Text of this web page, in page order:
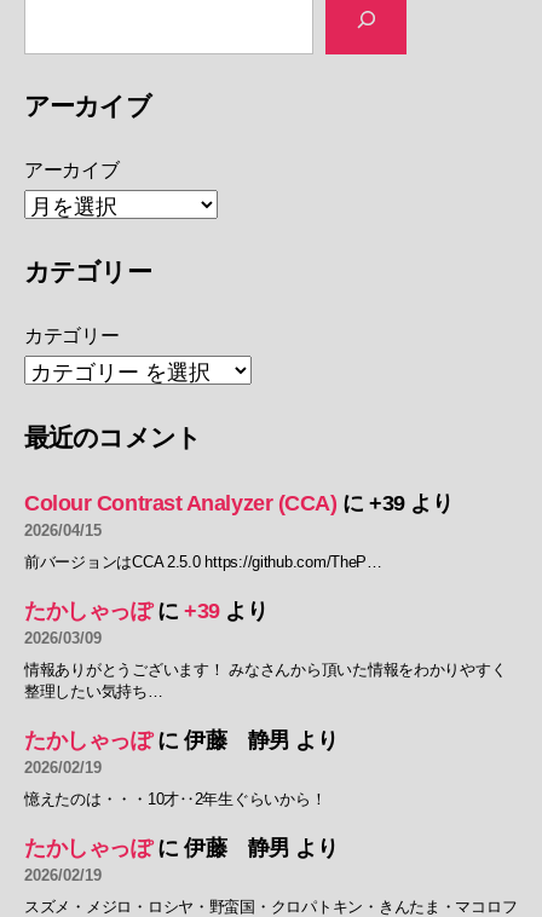
アーカイブ
アーカイブ
カテゴリー
カテゴリー
最近のコメント
Colour Contrast Analyzer (CCA) に+39より
2026/04/15
前バージョンはCCA 2.5.0 https://github.com/TheP…
たかしゃっぽに +39より
2026/03/09
情報ありがとうございます！ みなさんから頂いた情報をわかりやすく
整理したい気持ち…
たかしゃっぽに 伊藤 静男 より
2026/02/19
憶えたのは・・・10才‥2年生ぐらいから！
たかしゃっぽに 伊藤 静男 より
2026/02/19
スズメ・メジロ・ロシヤ・野蛮国・クロパトキン・きんたま・マコロフ